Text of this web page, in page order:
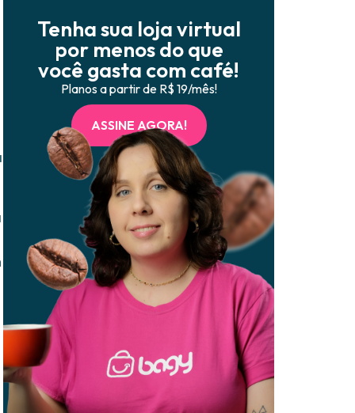
Tenha sua loja virtual
por menos do que
você gasta com café!
Planos a partir de R$ 19/mês!
ASSINE AGORA!